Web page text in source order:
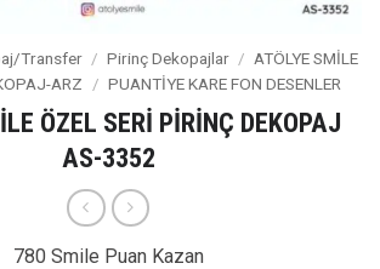
Transfer / Pirinç Dekopajlar / ATÖLYE SMİLE
ARZ
/ PUANTİYE KARE FON DESENLER
ÖZEL SERİ PİRİNÇ DEKOPAJ
AS-3352
780 Smile Puan Kazan